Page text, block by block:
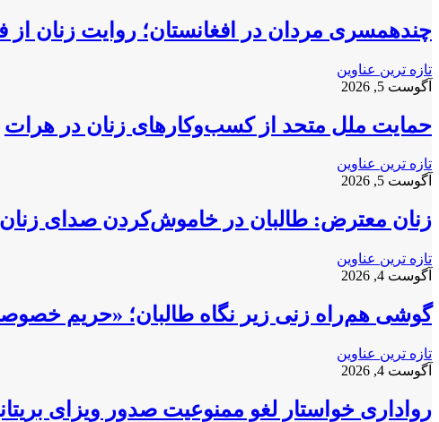
چندهمسری مردان در افغانستان؛ روایت زنان
تازه ترین عناوین
آگوست 5, 2026
حمایت ملل متحد از کسب‌وکارهای زنان در هرات
تازه ترین عناوین
آگوست 5, 2026
زنان معترض: طالبان در خاموش‌کردن صدای زنان
تازه ترین عناوین
آگوست 4, 2026
گوشی هم‌راه زنی زیر نگاه طالبان؛ «حریم
تازه ترین عناوین
آگوست 4, 2026
رواداری خواستار لغو ممنوعیت صدور ویزای